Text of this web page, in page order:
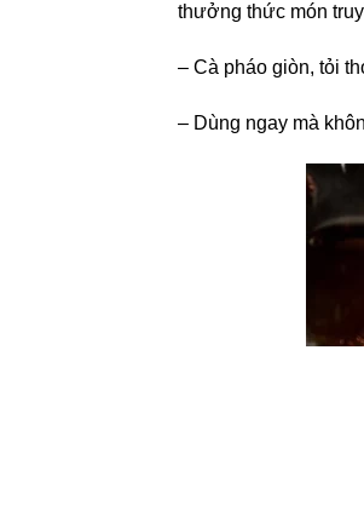
thưởng thức món
– Cà pháo giòn, tỏi
– Dùng ngay mà